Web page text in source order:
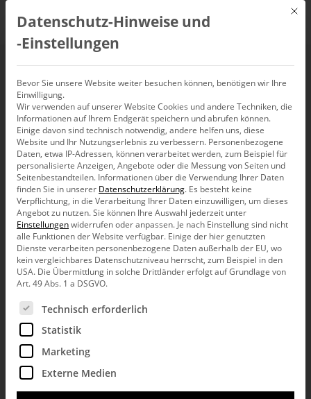
Klassifikation:
Zusammen sind wir
stark
Wenn ein Klassifikator gesucht wird, muss der
Anwender oft Abstriche bei der Performanz in Kauf
nehmen, falls eine leichte Interpretierbarkeit des Modells
gewünscht ist. Es gibt aber eine verblüffend gut
funktionierende Methode, der Güte der Prognose auf die
In unserem Szenario, das für Projekte aus dem Bereich
Predictive Analytics typisch ist, lautet die Aufgabe, Objekte
aufgrund ihrer Eigenschaften einer von zwei Klassen
zuzuweisen. Uns stehen etliche Beispiele zur Verfügung, bei
denen die Klasse („Rot“ oder „Grün“) bekannt ist. Im
verwendeten Beispiel sieht die Datenlage folgendermaßen
aus:
Mit
Datenschutz-Hinweise und
‑Einstellungen
Bevor Sie unsere Website weiter besuchen können, benötigen wir Ihre
Einwilligung.
Wir verwenden auf unserer Website Cookies und andere Techniken, die
Informationen auf Ihrem Endgerät speichern und abrufen können.
Einige davon sind technisch notwendig, andere helfen uns, diese
Website und Ihr Nutzungserlebnis zu verbessern. Personenbezogene
Daten, etwa IP-Adressen, können verarbeitet werden, zum Beispiel für
personalisierte Anzeigen, Angebote oder die Messung von Seiten und
Seitenbestandteilen. Informationen über die Verwendung Ihrer Daten
finden Sie in unserer Datenschutzerklärung. Es besteht keine
Verpflichtung, in die Verarbeitung Ihrer Daten einzuwilligen, um dieses
Angebot zu nutzen.Sie können Ihre Auswahl jederzeit unter
Einstellungenwiderrufen oder anpassen. Je nach Einstellung sind nicht
alle Funktionen der Website verfügbar. Einige der hier genutzten
Dienste verarbeiten personenbezogene Daten außerhalb der EU, wo
kein vergleichbares Datenschutzniveau herrscht, zum Beispiel in den
USA. Die Übermittlung in solche Drittländer erfolgt auf Grundlage von
Art. 49 Abs. 1 a DSGVO.
Es folgt eine Liste der Service-Gruppen, für die eine
Technisch erforderlich
Statistik
Marketing
Externe Medien